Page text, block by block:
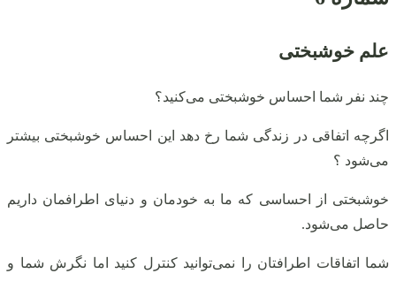
علم خوشبختی
چند نفر شما احساس خوشبختی می‌کنید؟
اگرچه اتفاقی در زندگی شما رخ دهد این احساس خوشبختی بیشتر
می‌شود ؟
خوشبختی از احساسی که ما به خودمان و دنیای اطرافمان داریم
حاصل می‌شود.
شما اتفاقات اطرافتان را نمی‌توانید کنترل کنید اما نگرش شما و